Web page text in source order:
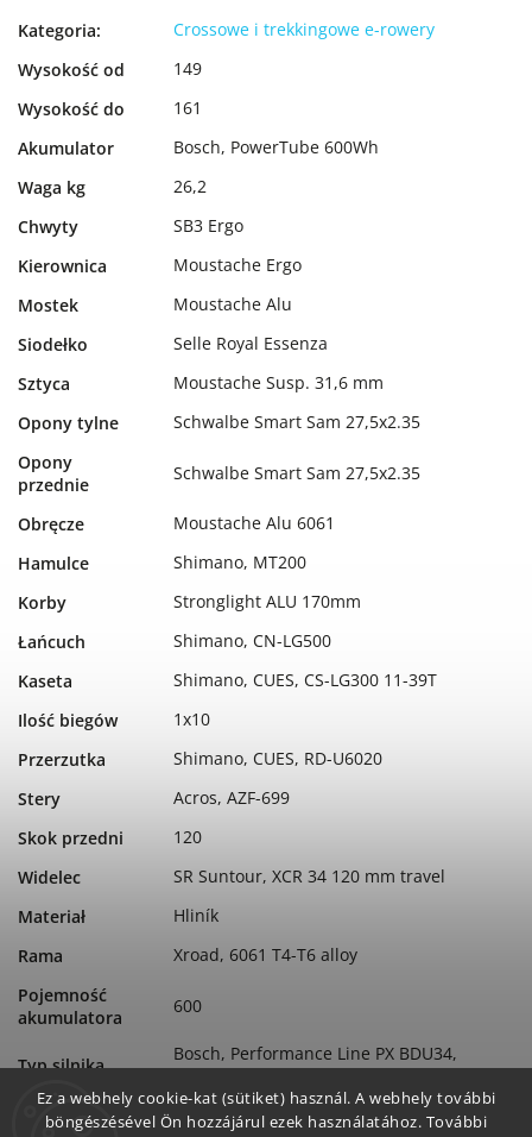
Ez a webhely cookie-kat (sütiket) használ. A webhely további
böngészésével Ön hozzájárul ezek használatához. További
Kategoria:
Crossowe i trekkingowe e-rowery
Wysokość od
149
Wysokość do
161
Akumulator
Bosch, PowerTube 600Wh
Waga kg
26,2
Chwyty
SB3 Ergo
Kierownica
Moustache Ergo
Mostek
Moustache Alu
Siodełko
Selle Royal Essenza
Sztyca
Moustache Susp. 31,6 mm
Opony tylne
Schwalbe Smart Sam 27,5x2.35
Opony
przednie
Schwalbe Smart Sam 27,5x2.35
Obręcze
Moustache Alu 6061
Hamulce
Shimano, MT200
Korby
Stronglight ALU 170mm
Łańcuch
Shimano, CN-LG500
Kaseta
Shimano, CUES, CS-LG300 11-39T
Ilość biegów
1x10
Przerzutka
Shimano, CUES, RD-U6020
Stery
Acros, AZF-699
Skok przedni
120
Widelec
SR Suntour, XCR 34 120 mm travel
Materiał
Hliník
Rama
Xroad, 6061 T4-T6 alloy
Pojemność
akumulatora
600
Typ silnika
Bosch, Performance Line PX BDU34,
Smart System, 90 Nm
Silnik
Bosch